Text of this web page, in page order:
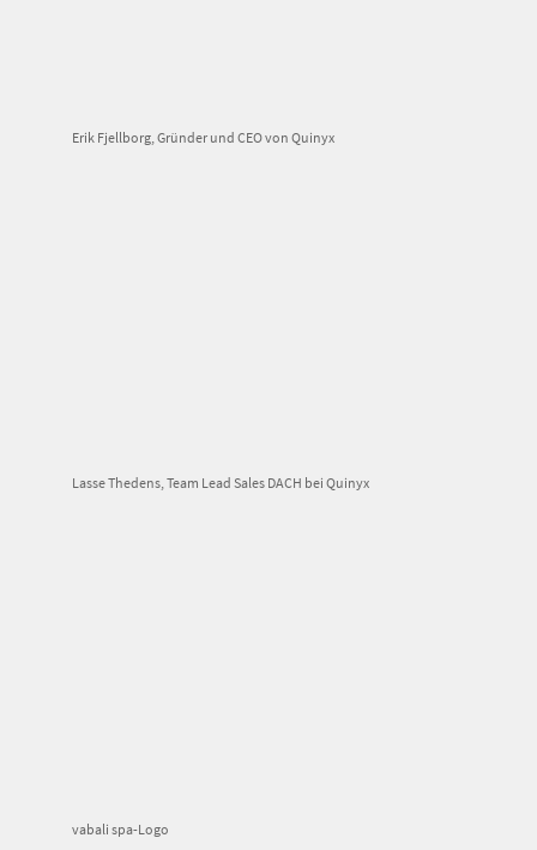
Erik Fjellborg, Gründer und CEO von Quinyx
Lasse Thedens, Team Lead Sales DACH bei Quinyx
vabali spa-Logo